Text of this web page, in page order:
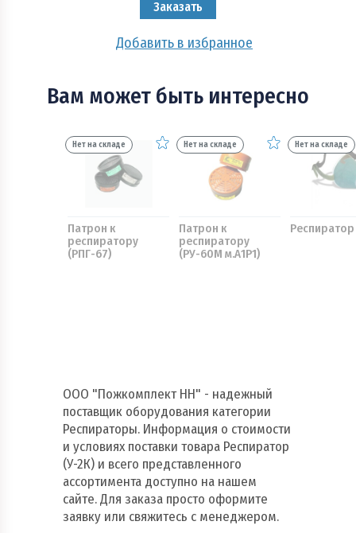
Стволы пожарные и водопенное оборудование
Заказать
Добавить в избранное
Вам может быть интересно
Нет на складе
Патрон к
респиратору
(РПГ-67)
Нет на складе
Патрон к
респиратору
(РУ-60М м.А1Р1)
Нет на складе
ООО "Пожкомплект НН" - надежный
поставщик оборудования категории
Респираторы. Информация о стоимости
и условиях поставки товара Респиратор
(У-2К) и всего представленного
ассортимента доступно на нашем
сайте. Для заказа просто оформите
заявку или свяжитесь с менеджером.